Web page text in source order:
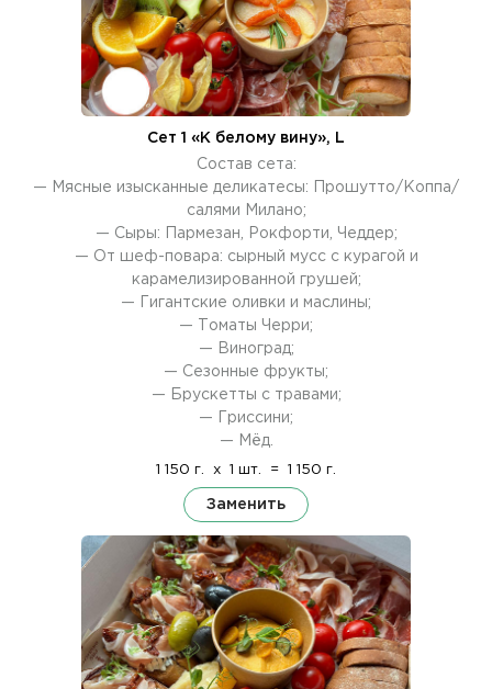
Сет 1 «К белому вину», L
Состав сета:
— Мясные изысканные деликатесы: Прошутто/Коппа/
салями Милано;
— Cыры: Пармезан, Рокфорти, Чеддер;
— От шеф-повара: сырный мусс с курагой и
карамелизированной грушей;
— Гигантские оливки и маслины;
— Томаты Черри;
— Виноград;
— Сезонные фрукты;
— Брускетты с травами;
— Гриссини;
— Мёд.
1 150 г. x 1 шт. = 1 150 г.
Заменить